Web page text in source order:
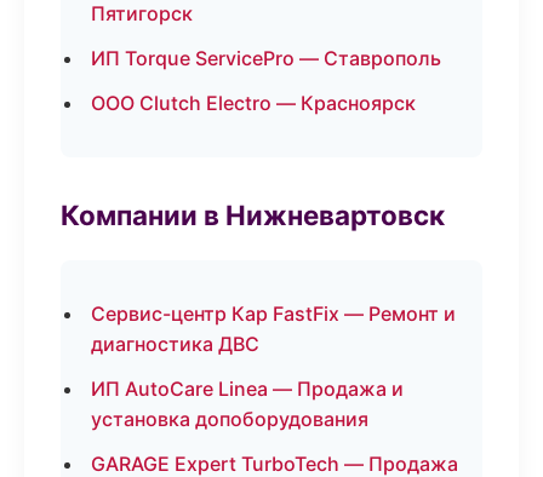
Пятигорск
ИП Torque ServicePro — Ставрополь
ООО Clutch Electro — Красноярск
Компании в Нижневартовск
Сервис-центр Кар FastFix — Ремонт и
диагностика ДВС
ИП AutoCare Linea — Продажа и
установка допоборудования
GARAGE Expert TurboTech — Продажа